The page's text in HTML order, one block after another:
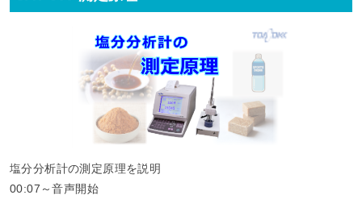
塩分分析計の測定原理を説明
00:07～音声開始